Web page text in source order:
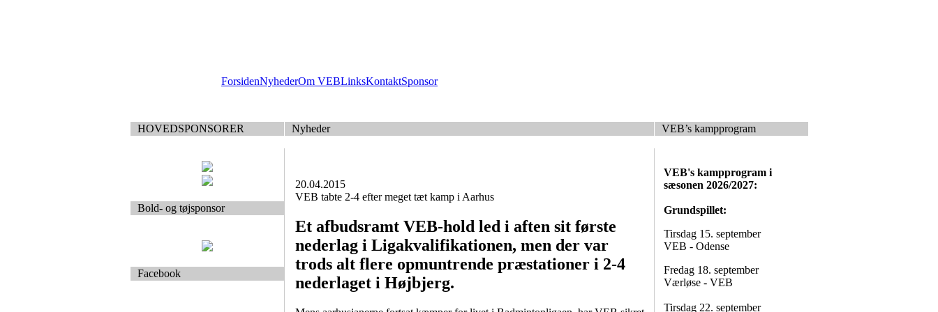
ForsidenNyhederOm VEBLinksKontaktSponsor
HOVEDSPONSORER Nyheder VEB’s kampprogram
Bold- og tøjsponsor
Facebook
20.04.2015
VEB tabte 2-4 efter meget tæt kamp i Aarhus
Et afbudsramt VEB-hold led i aften sit første
nederlag i Ligakvalifikationen, men der var
trods alt flere opmuntrende præstationer i 2-4
nederlaget i Højbjerg.
VEB's kampprogram i
sæsonen 2026/2027:
Grundspillet:
Tirsdag 15. september
VEB - Odense
Fredag 18. september
Værløse - VEB
Tirsdag 22. september